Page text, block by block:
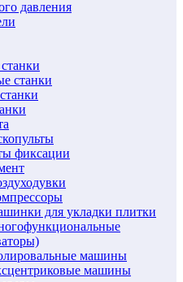
давления
станки
фиксации
для укладки плитки
машины
машины